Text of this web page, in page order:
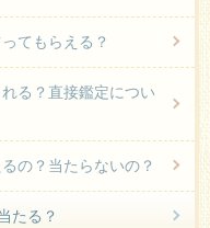
てもらえる？
る？直接鑑定につい
の？当たらないの？
たる？